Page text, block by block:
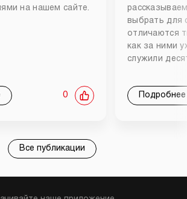
на нашем сайте.
0
выбрать для
отличаются
как за ними
служили
Подробнее
Все публикации